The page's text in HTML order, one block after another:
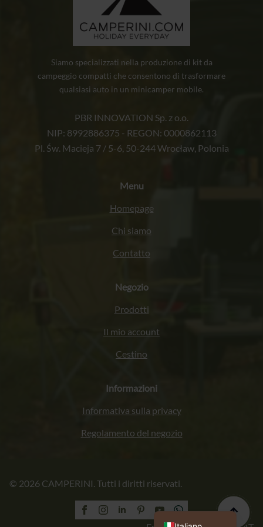
Siamo specializzati nella produzione di kit da
campeggio compatti che consentono di trasformare
qualsiasi auto in un minicamper mobile.
PBR INNOVATION Sp. z o.o.
NIP: 8992886375 - REGON: 0000862113
Pl. Św. Macieja 7 / 5-6, 50-244 Wrocław, Polonia
Menu
Homepage
Chi siamo
Contatto
Negozio
Prodotti
Il mio account
Cestino
Informazioni
Informativa sulla privacy
Regolamento del negozio
© 2026 CAMPERINI. Tutti i diritti riservati.
Polski
English (UK)
Deutsch
Français